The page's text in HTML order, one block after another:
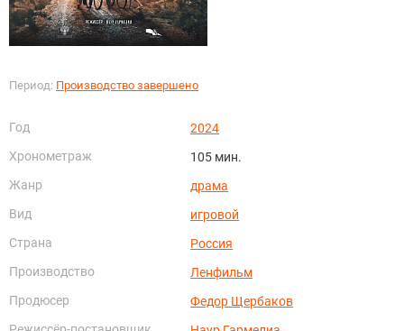
Период: Производство завершено
Год
2024
Хронометраж
105 мин.
Жанр
драма
Вид
игровой
Страна
Россия
Производство
Ленфильм
Продюсер
Федор Щербаков